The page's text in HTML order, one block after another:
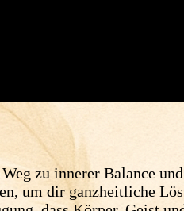
zu innerer Balance
um dir ganzheitliche